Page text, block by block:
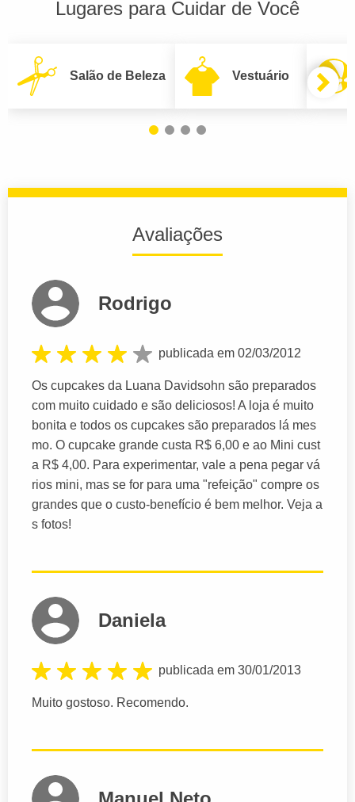
Lugares para Cuidar de Você
Salão de Beleza Vestuário
Avaliações
Rodrigo
publicada em 02/03/2012
Os cupcakes da Luana Davidsohn são preparados
com muito cuidado e são deliciosos! A loja é muito
bonita e todos os cupcakes são preparados lá mes
mo. O cupcake grande custa R$ 6,00 e ao Mini cust
a R$ 4,00. Para experimentar, vale a pena pegar vá
rios mini, mas se for para uma "refeição" compre os
grandes que o custo-benefício é bem melhor. Veja a
s fotos!
Daniela
publicada em 30/01/2013
Muito gostoso. Recomendo.